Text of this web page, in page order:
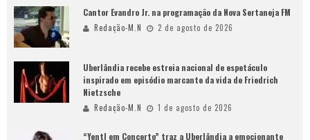
Cantor Evandro Jr. na programação da Nova Sertaneja FM
Redação-M.N 2 de agosto de 2026
Uberlândia recebe estreia nacional de espetáculo
inspirado em episódio marcante da vida de Friedrich
Nietzsche
Redação-M.N 1 de agosto de 2026
“Yentl em Concerto” traz a Uberlândia a emocionante